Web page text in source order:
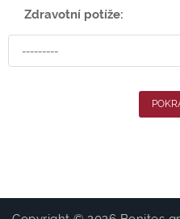
Zdravotní potíže: